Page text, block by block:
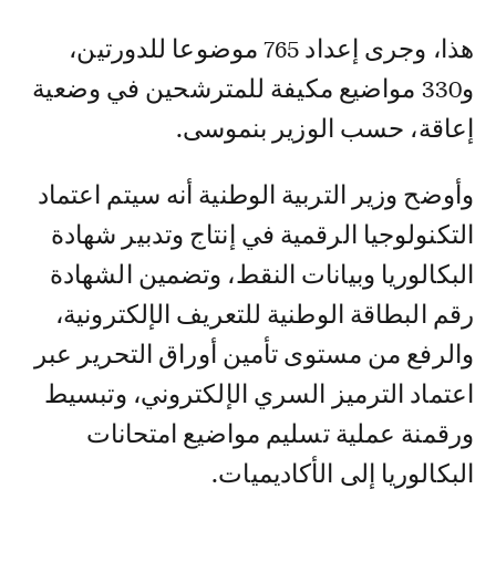
هذا، وجرى إعداد 765 موضوعا للدورتين،
و330 مواضيع مكيفة للمترشحين في وضعية
إعاقة، حسب الوزير بنموسى.
وأوضح وزير التربية الوطنية أنه سيتم اعتماد
التكنولوجيا الرقمية في إنتاج وتدبير شهادة
البكالوريا وبيانات النقط، وتضمين الشهادة
رقم البطاقة الوطنية للتعريف الإلكترونية،
والرفع من مستوى تأمين أوراق التحرير عبر
اعتماد الترميز السري الإلكتروني، وتبسيط
ورقمنة عملية تسليم مواضيع امتحانات
البكالوريا إلى الأكاديميات.